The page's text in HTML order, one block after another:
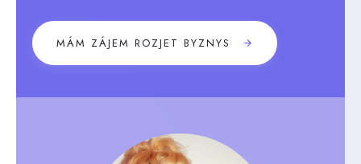
MÁM ZÁJEM ROZJET BYZNYS